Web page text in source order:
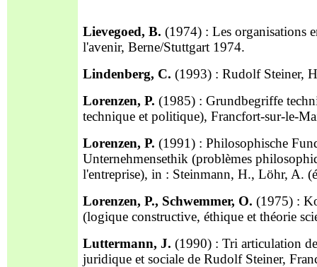
Lievegoed, B. (1974) : Les organisations
l'avenir, Berne/Stuttgart 1974.
Lindenberg, C. (1993) : Rudolf Steiner,
Lorenzen, P. (1985) : Grundbegriffe
technique et politique), Francfort-sur-le-
Lorenzen, P. (1991) : Philosophische
Unternehmensethik (problèmes
l'entreprise), in : Steinmann, H., Löhr, A.
Lorenzen, P., Schwemmer, O. (1975) :
(logique constructive, éthique et théorie
Luttermann, J. (1990) : Tri articulation
juridique et sociale de Rudolf Steiner,